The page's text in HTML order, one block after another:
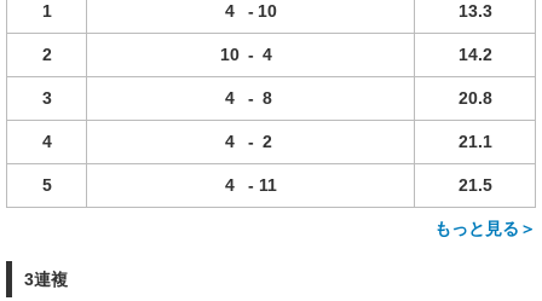
1 4 - 10 13.3
2 10 - 4 14.2
3 4 - 8 20.8
4 4 - 2 21.1
5 4 - 11 21.5
もっと見る＞
3連複